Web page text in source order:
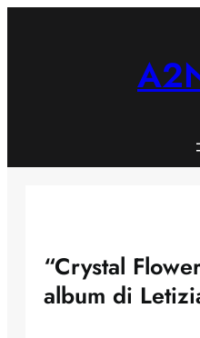
“Crystal
album di